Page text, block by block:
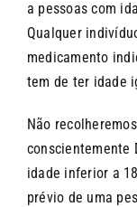
a pessoas com
Qualquer
medicamento
tem de ter idade
Não
conscientemente
idade inferior a
prévio de uma